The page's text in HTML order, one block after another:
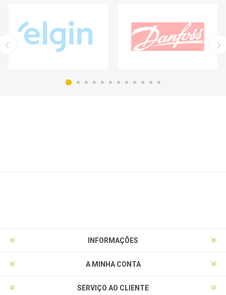
INFORMAÇÕES
A MINHA CONTA
SERVIÇO AO CLIENTE